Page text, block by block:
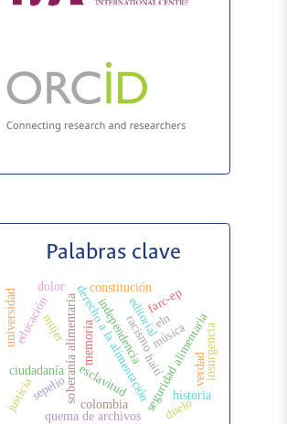
Palabras clave
editorial
derecho a la alimentaciónseguridad alimentaria
soberanía alimentaria independenciahaití
ciudadanía esclavitud
colombia
música insurgencia
eln
farc-ep
racismo
constitución
quema de archivos
historia
memoria
mujer
educación
universidad
dolor
duelo
sepelio
verdad
justicia